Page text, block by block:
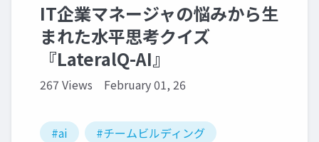
IT企業マネージャの悩みから生
まれた水平思考クイズ
『LateralQ-AI』
267 Views February 01, 26
#ai
#チームビルディング